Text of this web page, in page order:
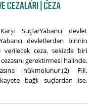
CEZALARI | CEZA
SuçlarYabancı devlet
devletlerden birinin
verilecek ceza, sekizde biri
gerektirmesi halinde,
hükmolunur.(2) Fiil,
bağlı suçlardan ise,